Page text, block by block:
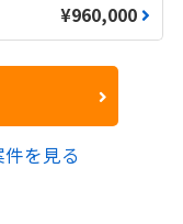
¥960,000
を見る